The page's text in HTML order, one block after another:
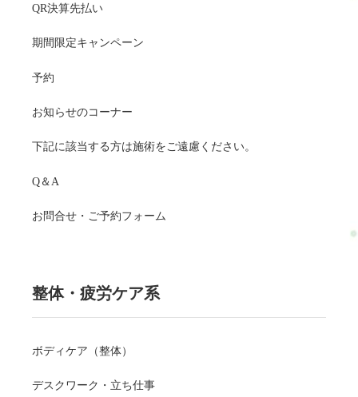
QR決算先払い
期間限定キャンペーン
予約
お知らせのコーナー
下記に該当する方は施術をご遠慮ください。
Q＆A
お問合せ・ご予約フォーム
整体・疲労ケア系
ボディケア（整体）
デスクワーク・立ち仕事